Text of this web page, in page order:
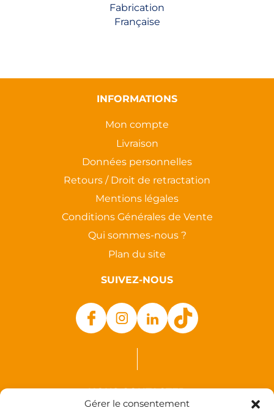
Gérer le consentement
Fabrication
Française
INFORMATIONS
Mon compte
Livraison
Données personnelles
Retours / Droit de retractation
Mentions légales
Conditions Générales de Vente
Qui sommes-nous ?
Plan du site
SUIVEZ-NOUS
NOUS CONTACTER